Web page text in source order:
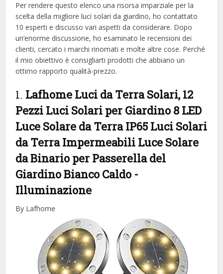
Per rendere questo elenco una risorsa imparziale per la
scelta della migliore luci solari da giardino, ​​ho contattato
10 esperti e discusso vari aspetti da considerare. Dopo
un’enorme discussione, ho esaminato le recensioni dei
clienti, cercato i marchi rinomati e molte altre cose. Perché
il mio obiettivo è consigliarti prodotti che abbiano un
ottimo rapporto qualità-prezzo.
1. Lafhome Luci da Terra Solari, 12
Pezzi Luci Solari per Giardino 8 LED
Luce Solare da Terra IP65 Luci Solari
da Terra Impermeabili Luce Solare
da Binario per Passerella del
Giardino Bianco Caldo -
Illuminazione
By Lafhome